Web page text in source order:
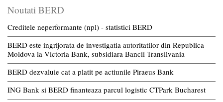
Noutati BERD
Creditele neperformante (npl) - statistici BERD
BERD este ingrijorata de investigatia autoritatilor din Republica
Moldova la Victoria Bank, subsidiara Bancii Transilvania
BERD dezvaluie cat a platit pe actiunile Piraeus Bank
ING Bank si BERD finanteaza parcul logistic CTPark Bucharest